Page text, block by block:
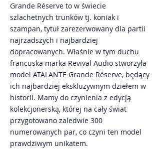
Grande Réserve to w świecie
szlachetnych trunków tj. koniak i
szampan, tytuł zarezerwowany dla partii
najrzadszych i najbardziej
dopracowanych. Właśnie w tym duchu
francuska marka Revival Audio stworzyła
model ATALANTE Grande Réserve, będący
ich najbardziej ekskluzywnym dziełem w
historii. Mamy do czynienia z edycją
kolekcjonerską, której na cały świat
przygotowano zaledwie 300
numerowanych par, co czyni ten model
prawdziwym unikatem.